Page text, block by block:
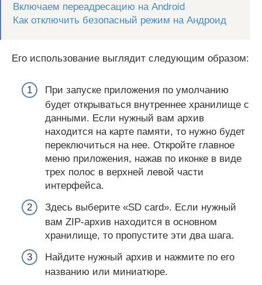
Включаем переадресацию на Android
Как отключить безопасный режим на Андроид
Его использование выглядит следующим образом:
При запуске приложения по умолчанию
будет открываться внутреннее хранилище с
данными. Если нужный вам архив
находится на карте памяти, то нужно будет
переключиться на нее. Откройте главное
меню приложения, нажав по иконке в виде
трех полос в верхней левой части
интерфейса.
Здесь выберите «SD card». Если нужный
вам ZIP-архив находится в основном
хранилище, то пропустите эти два шага.
Найдите нужный архив и нажмите по его
названию или миниатюре.